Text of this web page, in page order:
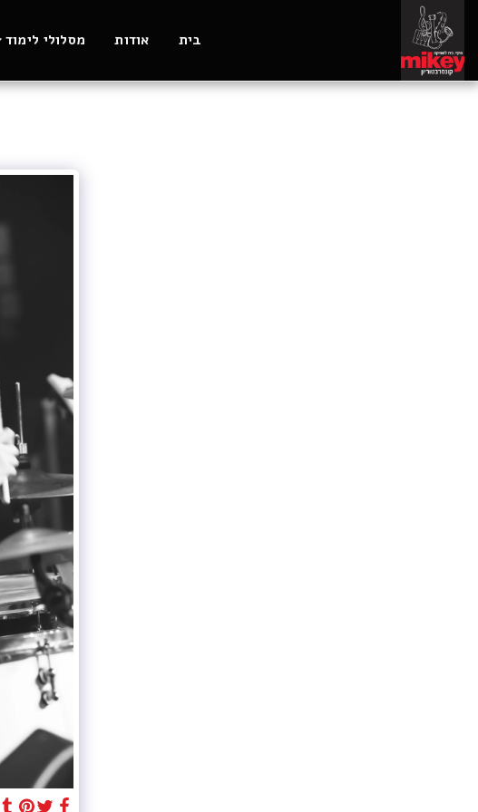
בית אודות מסלולי לימוד